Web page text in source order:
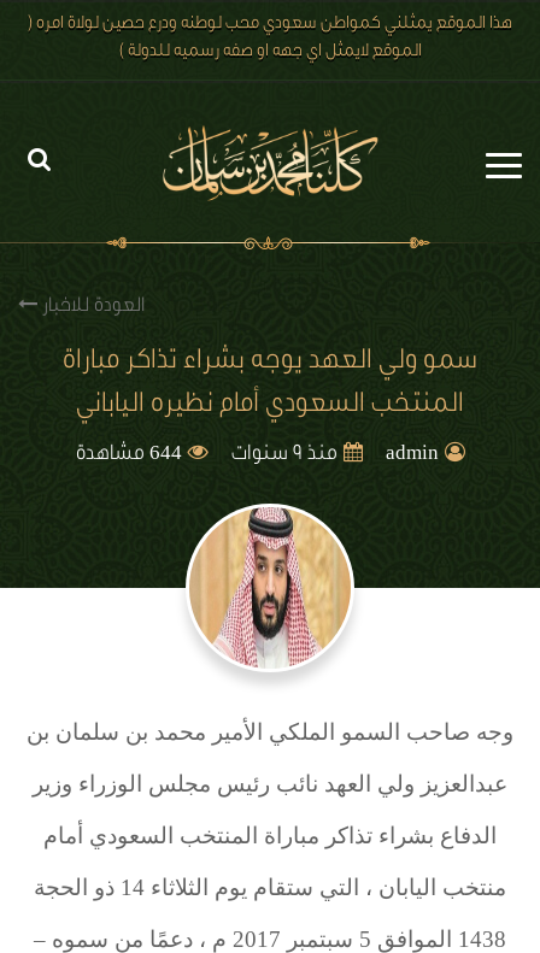
هذا الموقع يمثلني كمواطن سعودي محب لوطنه ودرع حصين لولاة امره (
الموقع لايمثل اي جهه او صفه رسميه للدولة )
العودة للاخبار
سمو ولي العهد يوجه بشراء تذاكر مباراة
المنتخب السعودي أمام نظيره الياباني
admin منذ 9 سنوات 644 مشاهدة
وجه صاحب السمو الملكي الأمير محمد بن سلمان بن
عبدالعزيز ولي العهد نائب رئيس مجلس الوزراء وزير
الدفاع بشراء تذاكر مباراة المنتخب السعودي أمام
منتخب اليابان ، التي ستقام يوم الثلاثاء 14 ذو الحجة
1438 الموافق 5 سبتمبر 2017 م ، دعمًا من سموه –